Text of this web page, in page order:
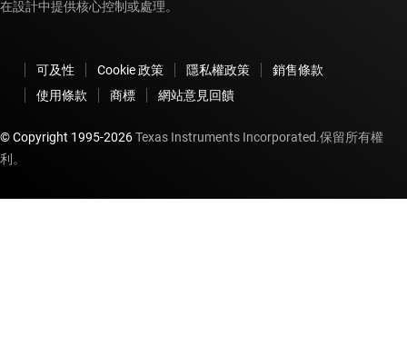
在設計中提供核心控制或處理。
可及性 Cookie 政策 隱私權政策
銷售條款
使用條款
商標 網站意見回饋
© Copyright 1995-2026Texas Instruments Incorporated.保留所有權
利。